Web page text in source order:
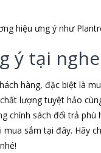
hiệu ưng ý như
ý tại
hàng, đặc biệt là
lượng tuyệt hảo
chính sách đổi trả
sắm tại đây. Hãy